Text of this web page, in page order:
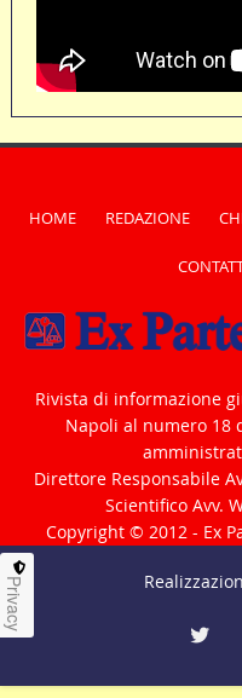
HOME REDAZIONE
Rivista di informazione
Napoli al numero 18
Direttore Responsabile
Scientifico Avv.
Copyright © 2012 - Ex
Privacy